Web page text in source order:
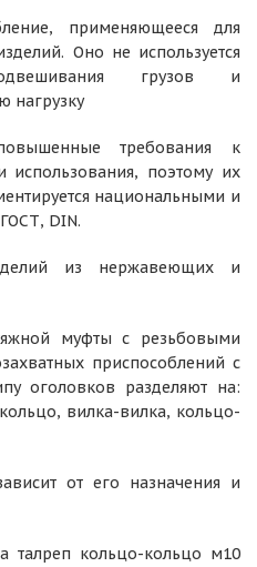
применяющееся для
Оно не используется
грузов и
нагрузку
требования к
использования, поэтому их
национальными и
DIN.
из нержавеющих и
муфты с резьбовыми
приспособлений с
оголовков разделяют на:
вилка-вилка, кольцо-
от его назначения и
талреп кольцо-кольцо м10